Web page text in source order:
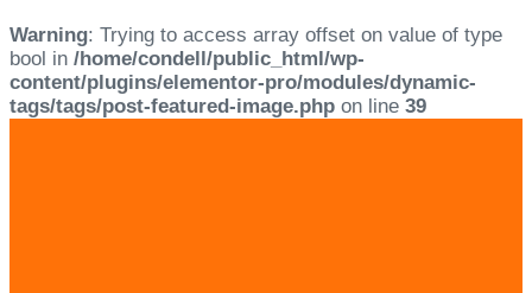
Warning: Trying to access array offset on value of type
bool in /home/condell/public_html/wp-
content/plugins/elementor-pro/modules/dynamic-
tags/tags/post-featured-image.php on line 39